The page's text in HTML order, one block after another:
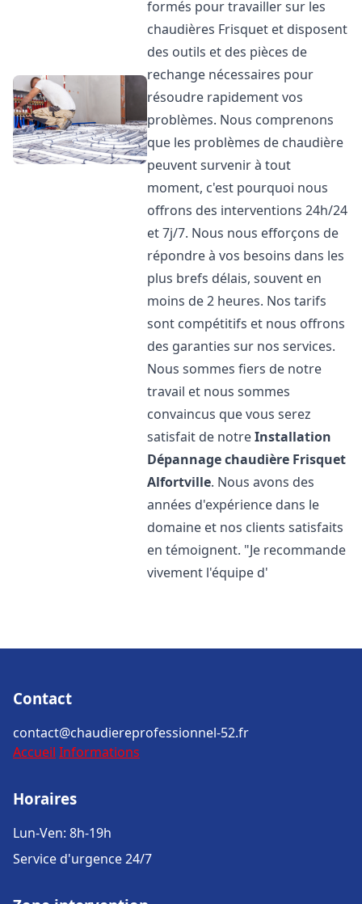
formés pour travailler sur les
chaudières Frisquet et disposent
des outils et des pièces de
rechange nécessaires pour
résoudre rapidement vos
problèmes. Nous comprenons
que les problèmes de chaudière
peuvent survenir à tout
moment, c'est pourquoi nous
offrons des interventions 24h/24
et 7j/7. Nous nous efforçons de
répondre à vos besoins dans les
plus brefs délais, souvent en
moins de 2 heures. Nos tarifs
sont compétitifs et nous offrons
des garanties sur nos services.
Nous sommes fiers de notre
travail et nous sommes
convaincus que vous serez
satisfait de notreInstallation
Dépannage chaudière Frisquet
Alfortville. Nous avons des
années d'expérience dans le
domaine et nos clients satisfaits
en témoignent. "Je recommande
vivement l'équipe d'
Contact
contact@chaudiereprofessionnel-52.fr
Accueil Informations
Horaires
Lun-Ven: 8h-19h
Service d'urgence 24/7